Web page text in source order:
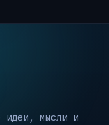
идеи, мысли и